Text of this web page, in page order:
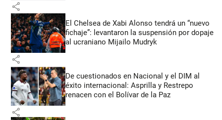
share
El Chelsea de Xabi Alonso tendrá un “nuevo
fichaje”: levantaron la suspensión por dopaje
al ucraniano Mijailo Mudryk
share
De cuestionados en Nacional y el DIM al
éxito internacional: Asprilla y Restrepo
renacen con el Bolívar de la Paz
share